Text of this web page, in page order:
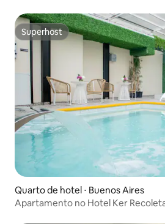
Superhost
Superhost
Quarto de hotel ⋅ Buenos Aires
Apartamento no Hotel Ker